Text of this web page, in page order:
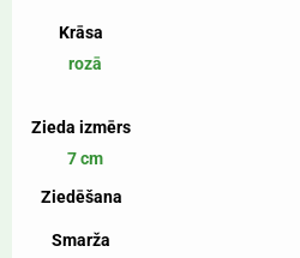
Krāsa
rozā
Zieda izmērs
7 cm
Ziedēšana
Smarža